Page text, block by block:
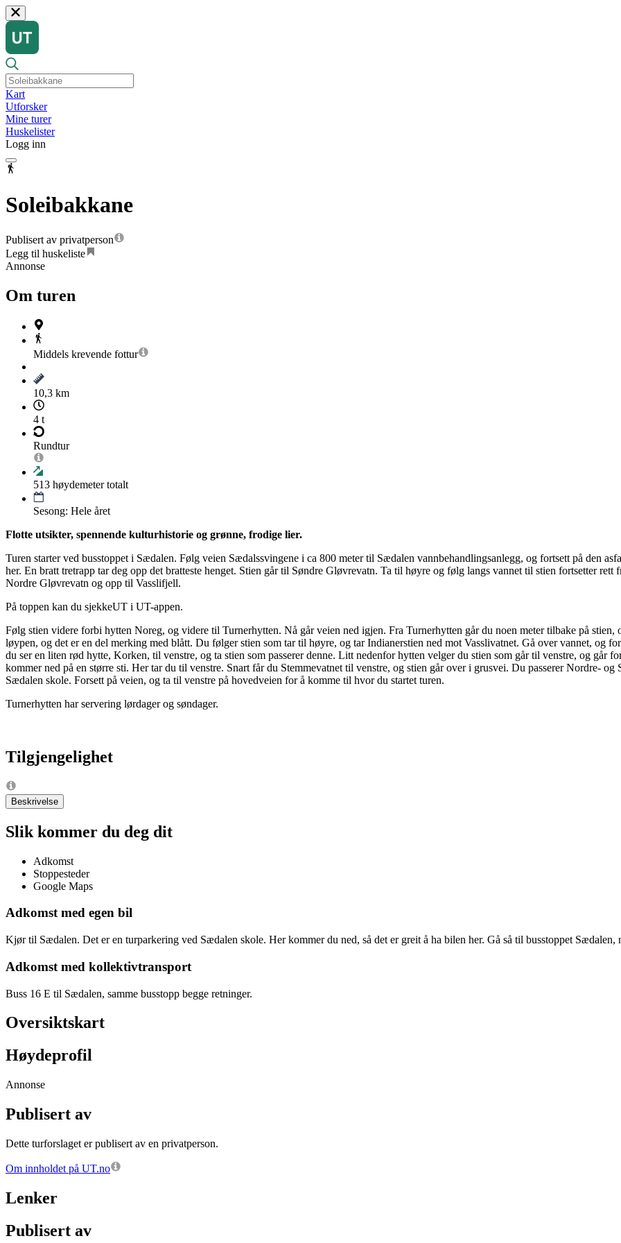
Kart
Utforsker
Mine turer
Huskelister
Logg inn
Soleibakkane
Publisert av privatperson
Legg til huskeliste
Annonse
Om turen
Middels krevende fottur
10,3 km
4 t
Rundtur
513 høydemeter totalt
Sesong: Hele året
Flotte utsikter, spennende kulturhistorie og grønne, frodige lier.
Turen starter ved busstoppet i Sædalen. Følg veien Sædalssvingene i ca 800 meter til Sædalen vannbehandlingsanlegg, og fortsett på den
her. En bratt tretrapp tar deg opp det bratteste henget. Stien går til Søndre Gløvrevatn. Ta til høyre og følg langs vannet til stien fortsetter
Nordre Gløvrevatn og opp til Vasslifjell.
På toppen kan du sjekkeUT i UT-appen.
Følg stien videre forbi hytten Noreg, og videre til Turnerhytten. Nå går veien ned igjen. Fra Turnerhytten går du noen meter tilbake på
løypen, og det er en del merking med blått. Du følger stien som tar til høyre, og tar Indianerstien ned mot Vasslivatnet. Gå over vannet, og
du ser en liten rød hytte, Korken, til venstre, og ta stien som passerer denne. Litt nedenfor hytten velger du stien som går til venstre, og går
kommer ned på en større sti. Her tar du til venstre. Snart får du Stemmevatnet til venstre, og stien går over i grusvei. Du passerer Nordre-
Sædalen skole. Forsett på veien, og ta til venstre på hovedveien for å komme til hvor du startet turen.
Turnerhytten har servering lørdager og søndager.
Tilgjengelighet
Beskrivelse
Slik kommer du deg dit
Adkomst
Stoppesteder
Google Maps
Adkomst med egen bil
Kjør til Sædalen. Det er en turparkering ved Sædalen skole. Her kommer du ned, så det er greit å ha bilen her. Gå så til busstoppet Sædalen,
Adkomst med kollektivtransport
Buss 16 E til Sædalen, samme busstopp begge retninger.
Oversiktskart
Høydeprofil
Annonse
Publisert av
Dette turforslaget er publisert av en privatperson.
Om innholdet på UT.no
Lenker
Publisert av